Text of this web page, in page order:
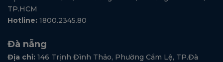
TP.HCM
Hotline: 1800.2345.80
Đà nẵng
Địa chỉ: 146 Trịnh Đình Thảo, Phường Cẩm Lệ, TP.Đà